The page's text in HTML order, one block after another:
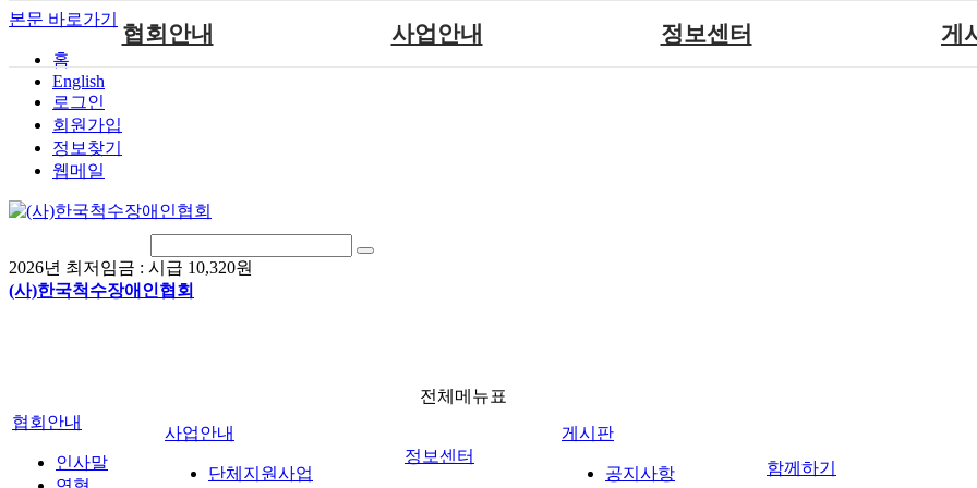
본문 바로가기
홈
English
로그인
회원가입
정보찾기
웹메일
2026년 최저임금 : 시급 10,320원
(사)한국척수장애인협회
협회안내
척수장애란?
찾아오시는길
사업안내
국제 교류/개발 협력사업
정보센터 게
전체메뉴표
협회안내
인사말
사업안내
단체지원사업
정보센터
게시판
공지사항
함께하기